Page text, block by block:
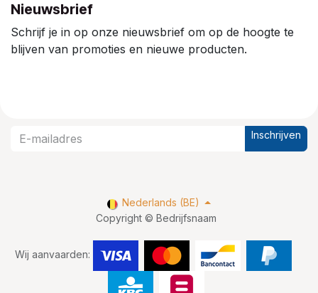
Nieuwsbrief
Schrijf je in op onze nieuwsbrief om op de hoogte te
blijven van promoties en nieuwe producten.
Inschrijven
Copyright © Bedrijfsnaam
Wij aanvaarden:
Nederlands (BE)